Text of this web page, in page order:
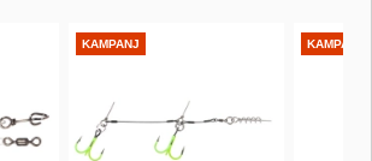
KAMPANJ KAMPANJ